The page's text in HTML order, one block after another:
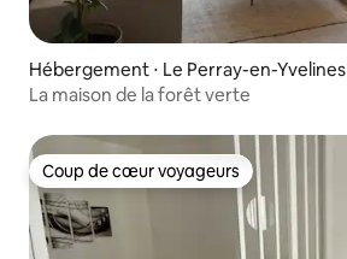
Hébergement ⋅ Le Perray-en-Yvelines
La maison de la forêt verte
Coup de cœur voyageurs
Coup de cœur voyageurs